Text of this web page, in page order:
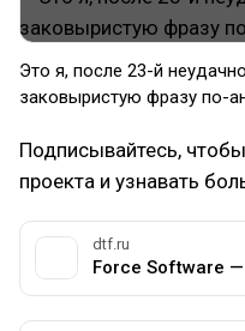
Это я, после 23-й
заковыристую фразу по-
Подписывайтесь,
проекта и узнавать
dtf.ru
Force Software —